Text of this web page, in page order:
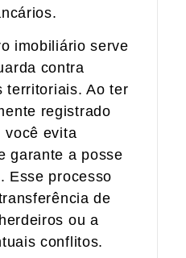
imobiliário serve
contra
territoriais. Ao ter
registrado
você evita
garante a posse
Esse processo
de
ou a
conflitos.